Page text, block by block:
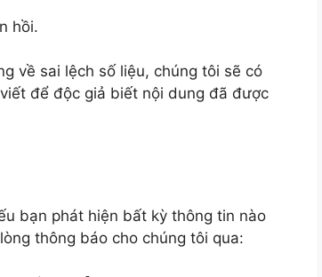
hồi.
về sai lệch số liệu, chúng tôi sẽ có
để độc giả biết nội dung đã được
bạn phát hiện bất kỳ thông tin nào
thông báo cho chúng tôi qua: